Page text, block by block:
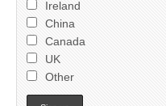
Ireland
China
Canada
UK
Other